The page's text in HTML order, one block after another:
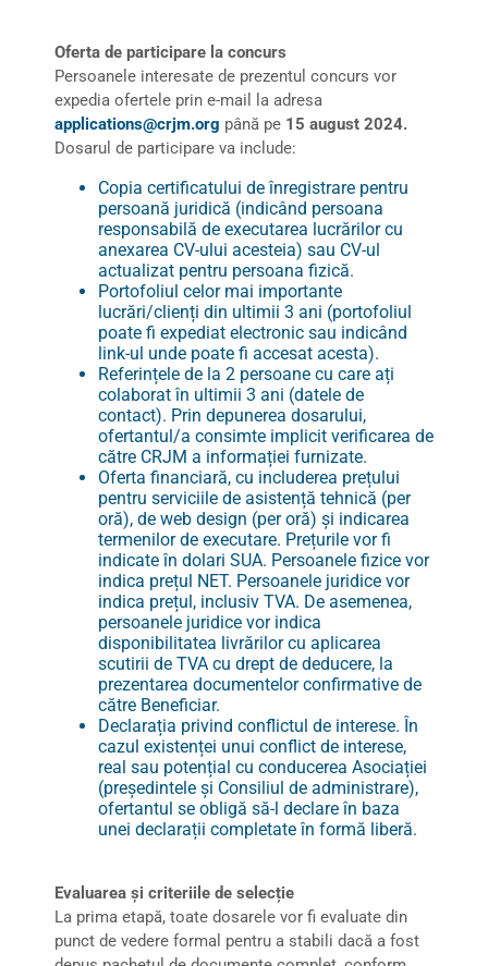
Oferta de participare la concurs
Persoanele interesate de prezentul concurs vor
expedia ofertele prin e-mail la adresa
applications@crjm.org până pe 15 august 2024.
Dosarul de participare va include:
Copia certificatului de înregistrare pentru
persoană juridică (indicând persoana
responsabilă de executarea lucrărilor cu
anexarea CV-ului acesteia) sau CV-ul
actualizat pentru persoana fizică.
Portofoliul celor mai importante
lucrări/clienți din ultimii 3 ani (portofoliul
poate fi expediat electronic sau indicând
link-ul unde poate fi accesat acesta).
Referințele de la 2 persoane cu care ați
colaborat în ultimii 3 ani (datele de
contact). Prin depunerea dosarului,
ofertantul/a consimte implicit verificarea de
către CRJM a informației furnizate.
Oferta financiară, cu includerea prețului
pentru serviciile de asistență tehnică (per
oră), de web design (per oră) și indicarea
termenilor de executare. Prețurile vor fi
indicate în dolari SUA. Persoanele fizice vor
indica prețul NET. Persoanele juridice vor
indica prețul, inclusiv TVA. De asemenea,
persoanele juridice vor indica
disponibilitatea livrărilor cu aplicarea
scutirii de TVA cu drept de deducere, la
prezentarea documentelor confirmative de
către Beneficiar.
Declarația privind conflictul de interese. În
cazul existenței unui conflict de interese,
real sau potențial cu conducerea Asociației
(președintele și Consiliul de administrare),
ofertantul se obligă să-l declare în baza
unei declarații completate în formă liberă.
Evaluarea și criteriile de selecție
La prima etapă, toate dosarele vor fi evaluate din
punct de vedere formal pentru a stabili dacă a fost